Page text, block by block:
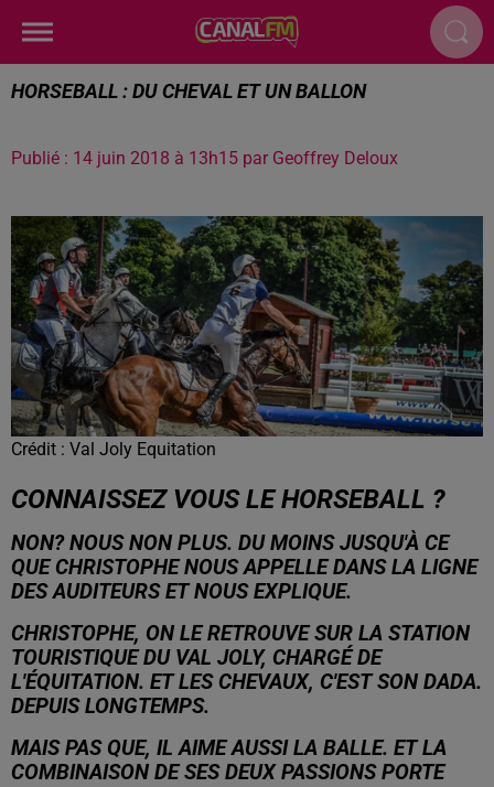
HORSEBALL : DU CHEVAL ET UN BALLON
Publié : 14 juin 2018 à 13h15 par Geoffrey Deloux
Crédit : Val Joly Equitation
CONNAISSEZ VOUS LE HORSEBALL ?
NON? NOUS NON PLUS. DU MOINS JUSQU'À CE
QUE CHRISTOPHE NOUS APPELLE DANS LA LIGNE
DES AUDITEURS ET NOUS EXPLIQUE.
CHRISTOPHE, ON LE RETROUVE SUR LA STATION
TOURISTIQUE DU VAL JOLY, CHARGÉ DE
L'ÉQUITATION. ET LES CHEVAUX, C'EST SON DADA.
DEPUIS LONGTEMPS.
MAIS PAS QUE, IL AIME AUSSI LA BALLE. ET LA
COMBINAISON DE SES DEUX PASSIONS PORTE